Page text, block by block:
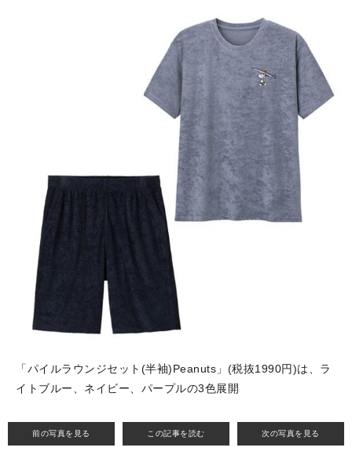
前の写真を見る この記事を読む 次の写真を見る
「パイルラウンジセット(半袖)Peanuts」(税抜1990円)は、ラ
イトブルー、ネイビー、パープルの3色展開